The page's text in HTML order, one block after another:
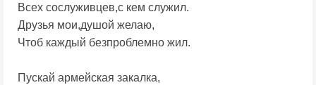
Всех сослуживцев,с кем служил.
Друзья мои,душой желаю,
Чтоб каждый безпроблемно жил.
Пускай армейская закалка,